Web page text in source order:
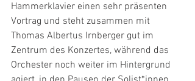
Hammerklavier einen sehr präsenten
Vortrag und steht zusammen mit
Thomas Albertus Irnberger gut im
Zentrum des Konzertes, während das
Orchester noch weiter im Hintergrund